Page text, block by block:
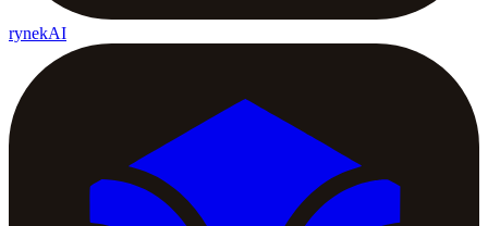
rynekAI